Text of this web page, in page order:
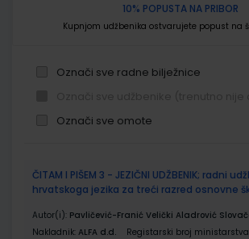
10% POPUSTA NA PRIBOR
Kupnjom udžbenika ostvarujete popust na
Označi sve radne bilježnice
Označi sve omote
proizvodi
ČITAM I PIŠEM 3 - JEZIČNI UDŽBENIK; radni
hrvatskoga jezika za treći razred osnovne
Autor(i): Pavličević-Franić Velički Aladrović
Nakladnik: ALFA d.d. Registarski broj